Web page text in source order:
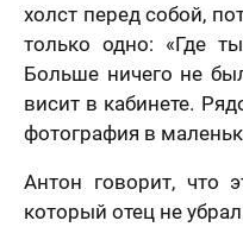
холст перед собой,
только одно: «Где
Больше ничего не
висит в кабинете.
фотография в
Антон говорит, что
который отец не